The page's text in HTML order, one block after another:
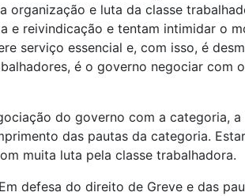
e luta da classe
e reivindicação e tentam intimidar o
serviço essencial e, com isso, é
é o governo negociar com
do governo com a categoria,
das pautas da categoria.
muita luta pela classe trabalhadora.
defesa do direito de Greve e das